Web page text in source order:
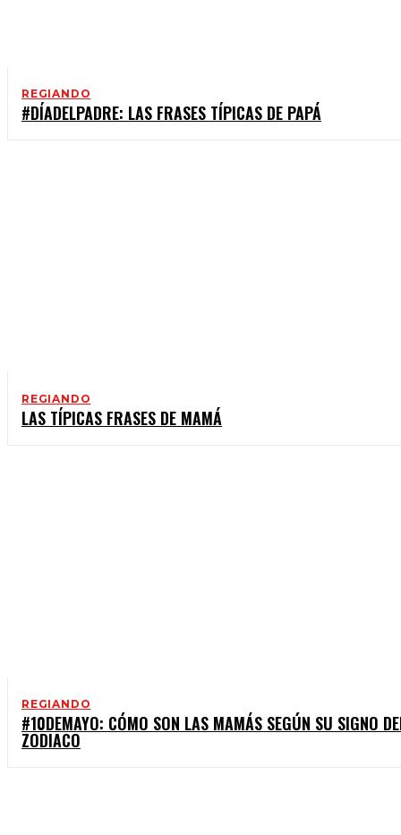
REGIANDO
#DÍADELPADRE: LAS FRASES TÍPICAS DE PAPÁ
REGIANDO
LAS TÍPICAS FRASES DE MAMÁ
REGIANDO
#10DEMAYO: CÓMO SON LAS MAMÁS SEGÚN SU SIGNO
ZODIACO